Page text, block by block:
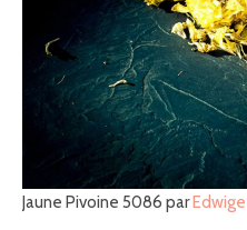
Jaune Pivoine 5086 parEdwige